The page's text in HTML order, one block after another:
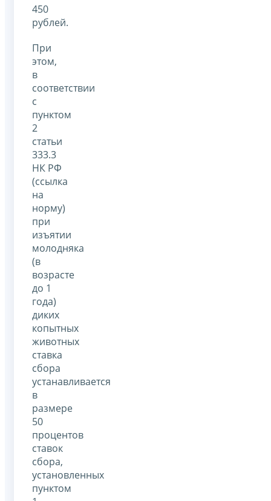
450
рублей.
При
этом,
в
соответствии
с
пунктом
2
статьи
333.3
НК РФ
(ссылка
на
норму)
при
изъятии
молодняка
(в
возрасте
до 1
года)
диких
копытных
животных
ставка
сбора
устанавливается
в
размере
50
процентов
ставок
сбора,
установленных
пунктом